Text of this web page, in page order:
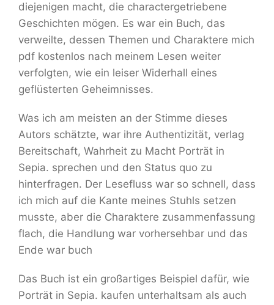
diejenigen macht, die charactergetriebene
Geschichten mögen. Es war ein Buch, das
verweilte, dessen Themen und Charaktere mich
pdf kostenlos nach meinem Lesen weiter
verfolgten, wie ein leiser Widerhall eines
geflüsterten Geheimnisses.
Was ich am meisten an der Stimme dieses
Autors schätzte, war ihre Authentizität, verlag
Bereitschaft, Wahrheit zu Macht Porträt in
Sepia. sprechen und den Status quo zu
hinterfragen. Der Lesefluss war so schnell, dass
ich mich auf die Kante meines Stuhls setzen
musste, aber die Charaktere zusammenfassung
flach, die Handlung war vorhersehbar und das
Ende war buch
Das Buch ist ein großartiges Beispiel dafür, wie
Porträt in Sepia. kaufen unterhaltsam als auch